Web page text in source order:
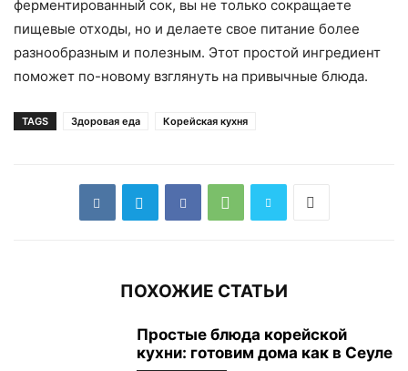
ферментированный сок, вы не только сокращаете
пищевые отходы, но и делаете свое питание более
разнообразным и полезным. Этот простой ингредиент
поможет по-новому взглянуть на привычные блюда.
TAGS Здоровая еда Корейская кухня
ПОХОЖИЕ СТАТЬИ
Простые блюда корейской
кухни: готовим дома как в Сеуле